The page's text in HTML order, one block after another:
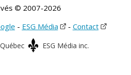
© 2007-2026
- ESG Média - Contact
ESG Média inc.